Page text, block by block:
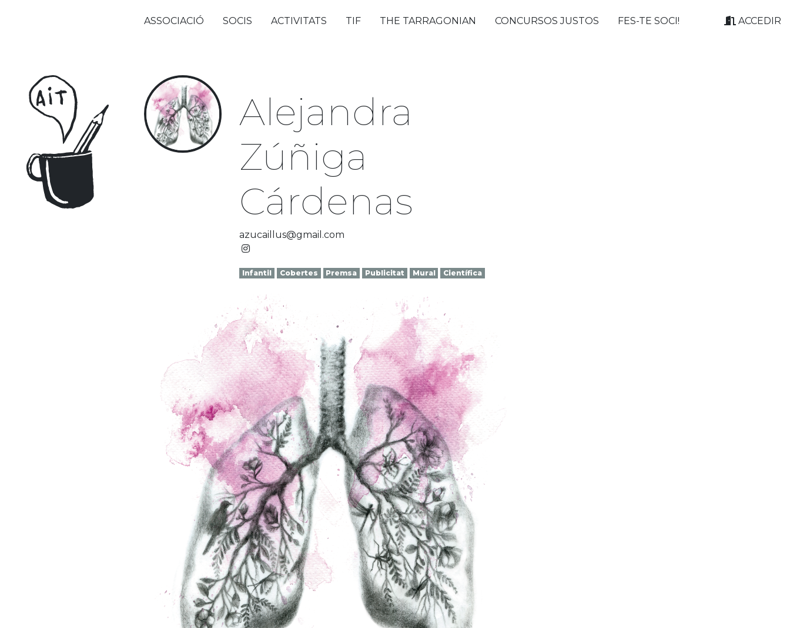
ASSOCIACIÓ SOCIS ACTIVITATS TIF THE TARRAGONIAN CONCURSOS JUSTOS FES-TE SOCI! ACCEDIR
Alejandra
Zúñiga
Cárdenas
azucaillus@gmail.com
Infantil Cobertes Premsa Publicitat Mural Científica